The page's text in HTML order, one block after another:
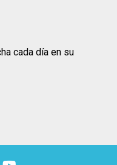
cada día en su